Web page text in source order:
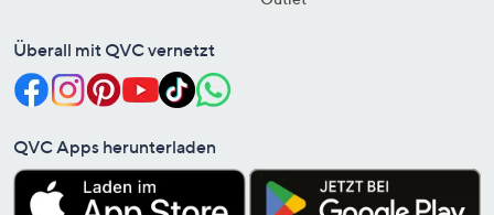
Überall mit QVC vernetzt
QVC Apps herunterladen